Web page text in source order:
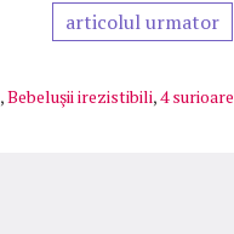
articolul urmator
,Bebeluşii irezistibili,4 surioare